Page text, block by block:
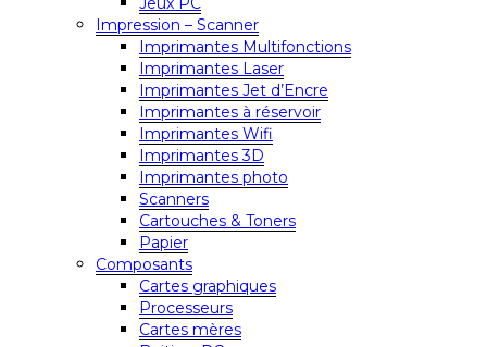
Impression – Scanner
Imprimantes Multifonctions
Imprimantes Laser
Imprimantes Jet d’Encre
Imprimantes à réservoir
Imprimantes Wifi
Imprimantes 3D
Imprimantes photo
Scanners
Cartouches & Toners
Papier
Composants
Cartes graphiques
Processeurs
Cartes mères